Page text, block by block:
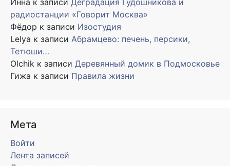
Инна к записи Деградация Гудошникова и
радиостанции «Говорит Москва»
Фёдор к записи Изостудия
Lelya к записи Абрамцево: печень, персики,
Тетюши…
Olchik к записи Деревянный домик в Подмосковье
Гижа к записи Правила жизни
Мета
Войти
Лента записей